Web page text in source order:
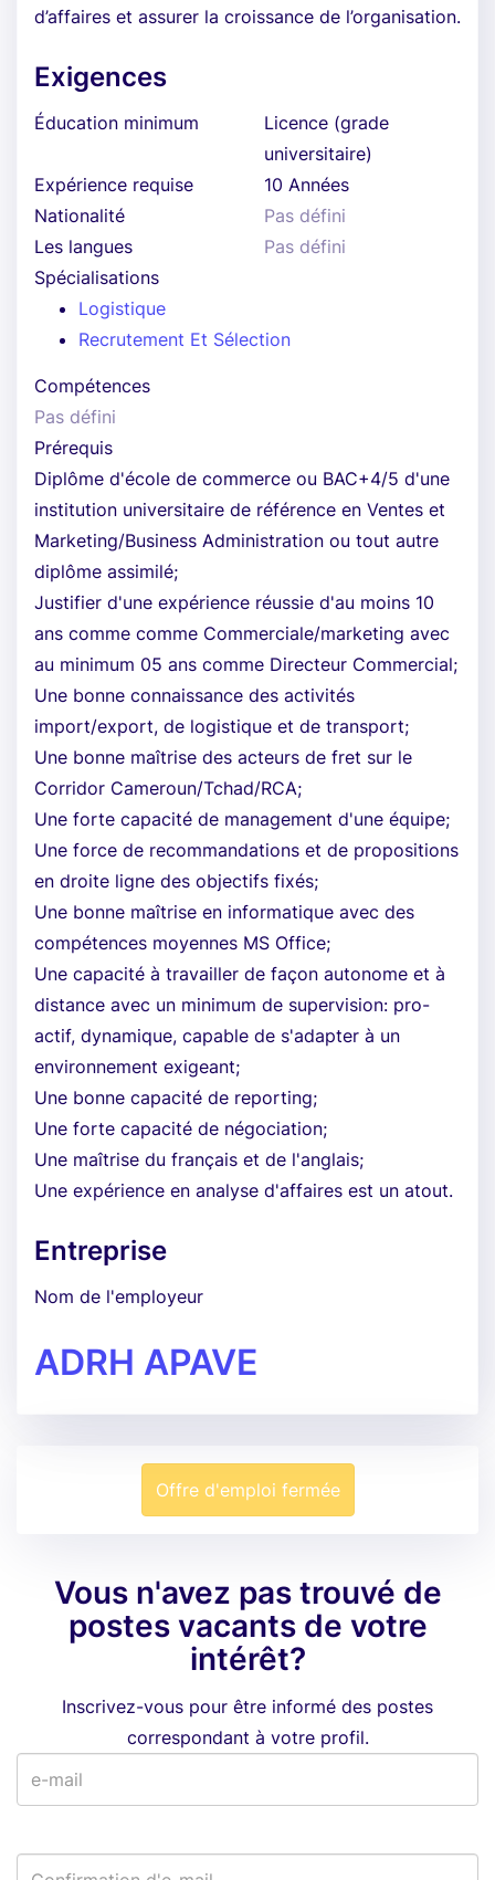
d’affaires et assurer la croissance de l’organisation.
Exigences
Éducation minimum
Licence (grade
universitaire)
Expérience requise
10 Années
Nationalité
Pas défini
Les langues
Pas défini
Spécialisations
Logistique
Recrutement Et Sélection
Compétences
Pas défini
Prérequis
Diplôme d'école de commerce ou BAC+4/5 d'une
institution universitaire de référence en Ventes et
Marketing/Business Administration ou tout autre
diplôme assimilé;
Justifier d'une expérience réussie d'au moins 10
ans comme comme Commerciale/marketing avec
au minimum 05 ans comme Directeur Commercial;
Une bonne connaissance des activités
import/export, de logistique et de transport;
Une bonne maîtrise des acteurs de fret sur le
Corridor Cameroun/Tchad/RCA;
Une forte capacité de management d'une équipe;
Une force de recommandations et de propositions
en droite ligne des objectifs fixés;
Une bonne maîtrise en informatique avec des
compétences moyennes MS Office;
Une capacité à travailler de façon autonome et à
distance avec un minimum de supervision: pro-
actif, dynamique, capable de s'adapter à un
environnement exigeant;
Une bonne capacité de reporting;
Une forte capacité de négociation;
Une maîtrise du français et de l'anglais;
Une expérience en analyse d'affaires est un atout.
Entreprise
Nom de l'employeur
ADRH APAVE
Offre d'emploi fermée
Vous n'avez pas trouvé de
postes vacants de votre
intérêt?
Inscrivez-vous pour être informé des postes
correspondant à votre profil.